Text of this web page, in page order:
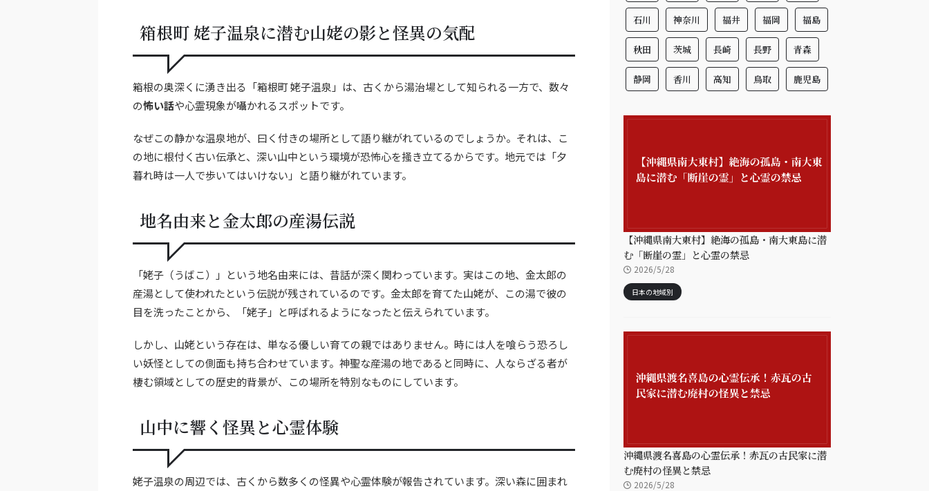
箱根町 姥子温泉に潜む山姥の影と怪異の気配
箱根の奥深くに湧き出る「箱根町 姥子温泉」は、古くから湯治場として知られる一方で、数々
の怖い話や心霊現象が囁かれるスポットです。
なぜこの静かな温泉地が、曰く付きの場所として語り継がれているのでしょうか。それは、こ
の地に根付く古い伝承と、深い山中という環境が恐怖心を掻き立てるからです。地元では「夕
暮れ時は一人で歩いてはいけない」と語り継がれています。
地名由来と金太郎の産湯伝説
「姥子（うばこ）」という地名由来には、昔話が深く関わっています。実はこの地、金太郎の
産湯として使われたという伝説が残されているのです。金太郎を育てた山姥が、この湯で彼の
目を洗ったことから、「姥子」と呼ばれるようになったと伝えられています。
しかし、山姥という存在は、単なる優しい育ての親ではありません。時には人を喰らう恐ろし
い妖怪としての側面も持ち合わせています。神聖な産湯の地であると同時に、人ならざる者が
棲む領域としての歴史的背景が、この場所を特別なものにしています。
山中に響く怪異と心霊体験
姥子温泉の周辺では、古くから数多くの怪異や心霊体験が報告されています。深い森に囲まれ
石川 神奈川 福井 福岡 福島
秋田 茨城 長崎 長野 青森
静岡 香川 高知 鳥取 鹿児島
【沖縄県南大東村】絶海の孤島・南大東島に潜
む「断崖の霊」と心霊の禁忌
2026/5/28
日本の地域別
沖縄県渡名喜島の心霊伝承！赤瓦の古民家に潜
む廃村の怪異と禁忌
2026/5/28